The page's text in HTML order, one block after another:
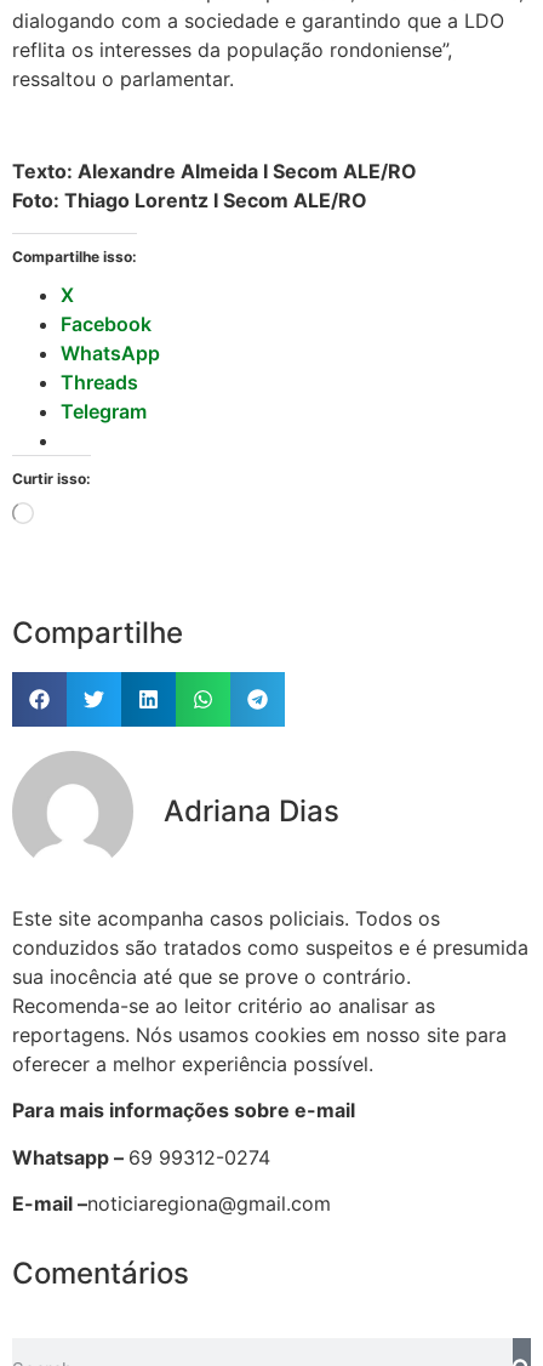
dialogando com a sociedade e garantindo que a LDO
reflita os interesses da população rondoniense”,
ressaltou o parlamentar.
Texto: Alexandre Almeida I Secom ALE/RO
Foto: Thiago Lorentz I Secom ALE/RO
Compartilhe isso:
X
Facebook
WhatsApp
Threads
Telegram
Curtir isso:
Compartilhe
Adriana Dias
Este site acompanha casos policiais. Todos os
conduzidos são tratados como suspeitos e é presumida
sua inocência até que se prove o contrário.
Recomenda-se ao leitor critério ao analisar as
reportagens. Nós usamos cookies em nosso site para
oferecer a melhor experiência possível.
Para mais informações sobre e-mail
Whatsapp – 69 99312-0274
E-mail –noticiaregiona@gmail.com
Comentários